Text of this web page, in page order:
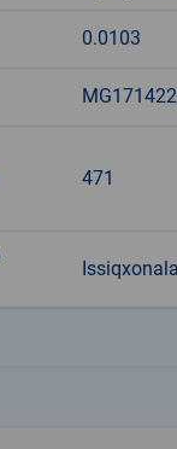
0.0103
471